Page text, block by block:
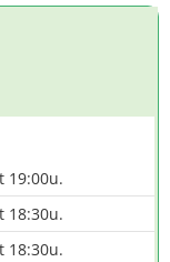
19:00u.
18:30u.
18:30u.